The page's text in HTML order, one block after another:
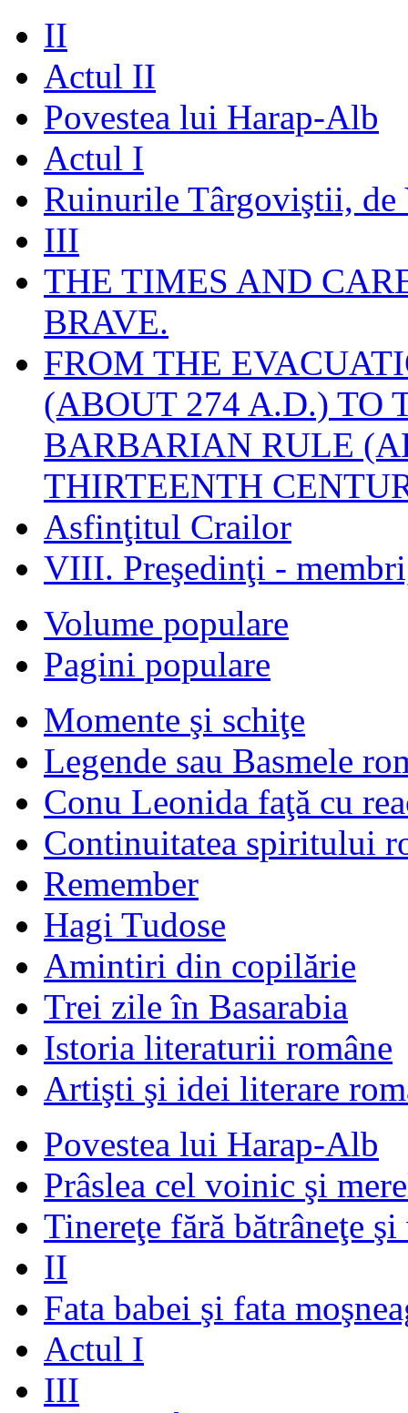
II
Actul II
Povestea lui Harap-Alb
Actul I
Ruinurile Târgoviştii, de
III
THE TIMES AND
BRAVE.
FROM THE
(ABOUT 274 A.D.) TO
BARBARIAN RULE
THIRTEENTH
Asfinţitul Crailor
VIII. Preşedinţi -
Volume populare
Pagini populare
Momente şi schiţe
Legende sau Basmele
Conu Leonida faţă cu
Continuitatea spiritului
Remember
Hagi Tudose
Amintiri din copilărie
Trei zile în Basarabia
Istoria literaturii române
Artişti şi idei literare
Povestea lui Harap-Alb
Prâslea cel voinic şi
Tinereţe fără bătrâneţe
II
Fata babei şi fata
Actul I
III